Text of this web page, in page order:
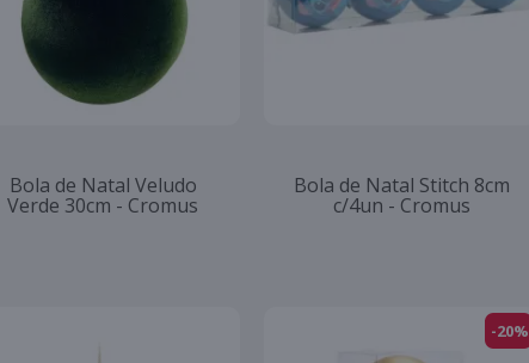
Bola de Natal Veludo
Verde 30cm - Cromus
Bola de Natal Stitch 8cm
c/4un - Cromus
-20%